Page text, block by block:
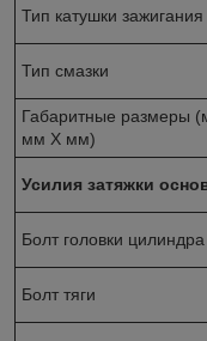
Тип катушки зажигания
Тип смазки
Габаритные размеры
мм X мм)
Усилия затяжки
Болт головки цилиндра
Болт тяги